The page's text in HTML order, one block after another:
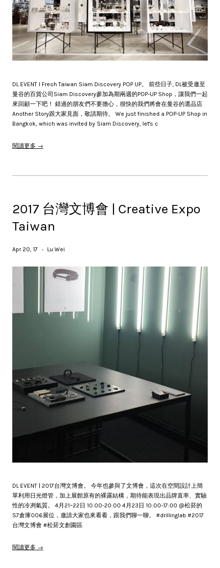
DL EVENT l Fresh Taiwan Siam Discovery POP UP。 前些日子, DL被受邀至
曼谷的百貨公司Siam Discovery參加為期兩週的POP-UP Shop，讓我們一起
來回顧一下吧！ 錯過的朋友們不要擔心，很快的我們將會在曼谷的選品店
Another Story跟大家見面，敬請期待。 We just finished a POP-UP Shop in
Bangkok, which was invited by Siam Discovery, let's c
閱讀更多 →
2017 台灣文博會 | Creative Expo
Taiwan
Apr 20, 17 • Lu Wei
DL EVENT | 2017台灣文博會。 今年也參與了文博會，這次在空間設計上簡
單利用日光燈管，加上展館原有的裸露結構，期待能表現出品牌直率、實驗
性的冷冽氣質。 4月21~22日 10:00-20:00 4月23日 10:00-17:00 @松菸的
S7倉庫006展位，邀請大家也來看看，跟我們聊一聊。 #drillinglab #2017
台灣文博會 #松菸文創園區
閱讀更多 →